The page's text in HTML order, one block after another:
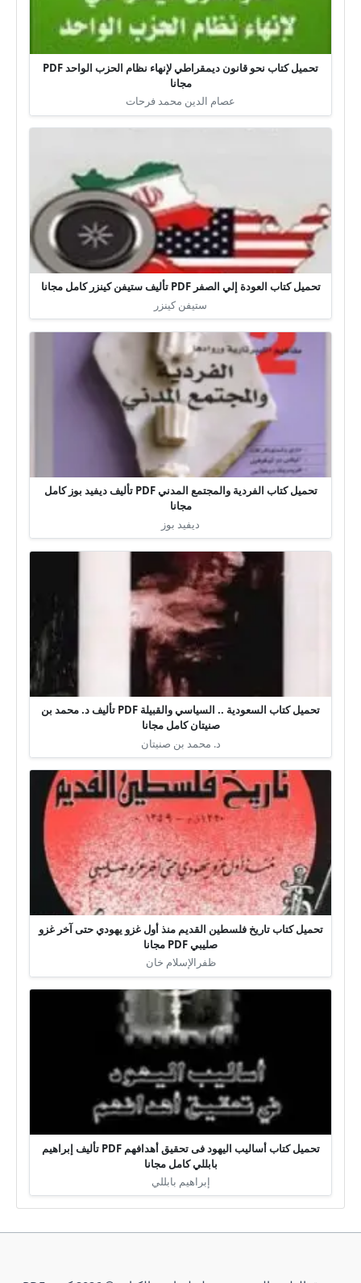
تحميل كتاب نحو قانون ديمقراطي لإنهاء نظام الحزب الواحد PDF
مجانا
عصام الدين محمد فرحات
تحميل كتاب العودة إلي الصفر PDF تأليف ستيفن كينزر كامل مجانا
ستيفن كينزر
تحميل كتاب الفردية والمجتمع المدني PDF تأليف ديفيد بوز كامل
مجانا
ديفيد بوز
تحميل كتاب السعودية .. السياسي والقبيلة PDF تأليف د. محمد بن
صنيتان كامل مجانا
د. محمد بن صنيتان
تحميل كتاب تاريخ فلسطين القديم منذ أول غزو يهودي حتى آخر غزو
صليبي PDF مجانا
ظفرالإسلام خان
تحميل كتاب أساليب اليهود فى تحقيق أهدافهم PDF تأليف إبراهيم
بابللي كامل مجانا
إبراهيم بابللي